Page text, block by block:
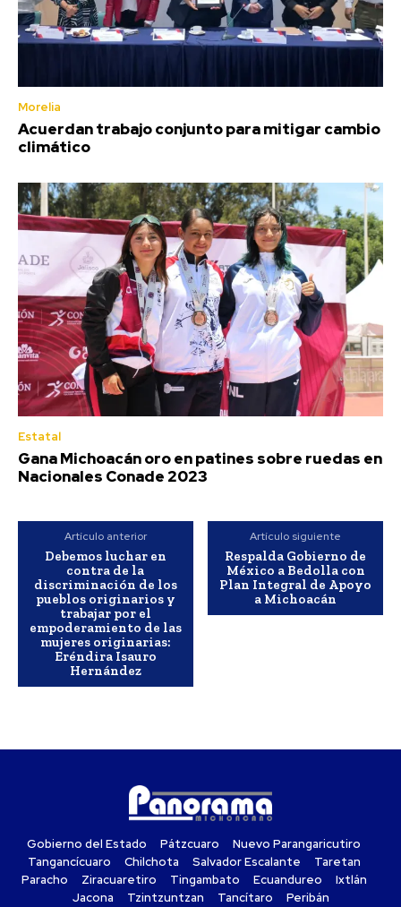
Morelia
Acuerdan trabajo conjunto para mitigar cambio
climático
Estatal
Gana Michoacán oro en patines sobre ruedas en
Nacionales Conade 2023
Artículo anterior
Debemos luchar en
contra de la
discriminación de los
pueblos originarios y
trabajar por el
empoderamiento de las
mujeres originarias:
Eréndira Isauro
Hernández
Artículo siguiente
Respalda Gobierno de
México a Bedolla con
Plan Integral de Apoyo
a Michoacán
Gobierno del Estado Pátzcuaro
Nuevo Parangaricutiro
Tangancícuaro
Chilchota Salvador Escalante
Taretan
Paracho
Ziracuaretiro Tingambato Ecuandureo
Ixtlán
Jacona
Tzintzuntzan Tancítaro Peribán